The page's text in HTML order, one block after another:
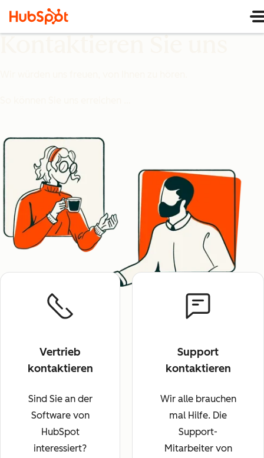
Vertrieb
kontaktieren
Sind Sie an der
Software von
HubSpot
interessiert?
Support
kontaktieren
Wir alle brauchen
mal Hilfe. Die
Support-
Mitarbeiter von